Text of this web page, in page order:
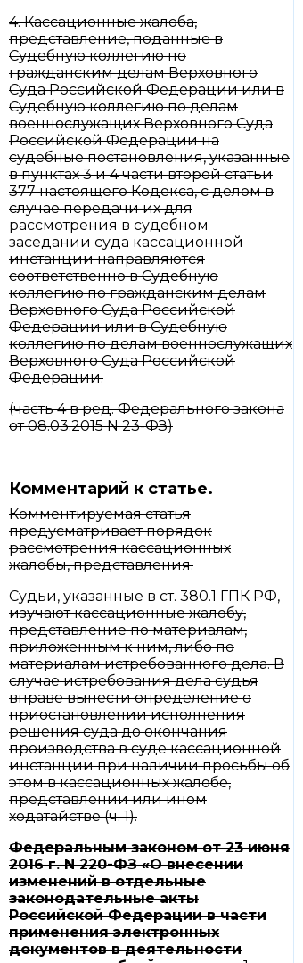
4. Кассационные жалоба,
представление, поданные в
Судебную коллегию по
гражданским делам Верховного
Суда Российской Федерации или в
Судебную коллегию по делам
военнослужащих Верховного Суда
Российской Федерации на
судебные постановления, указанные
в пунктах 3 и 4 части второй статьи
377 настоящего Кодекса, с делом в
случае передачи их для
рассмотрения в судебном
заседании суда кассационной
инстанции направляются
соответственно в Судебную
коллегию по гражданским делам
Верховного Суда Российской
Федерации или в Судебную
коллегию по делам военнослужащих
Верховного Суда Российской
Федерации.
(часть 4 в ред. Федерального закона
от 08.03.2015 N 23-ФЗ)
Комментарий к статье.
Комментируемая статья
предусматривает порядок
рассмотрения кассационных
жалобы, представления.
Судьи, указанные в ст. 380.1 ГПК РФ,
изучают кассационные жалобу,
представление по материалам,
приложенным к ним, либо по
материалам истребованного дела. В
случае истребования дела судья
вправе вынести определение о
приостановлении исполнения
решения суда до окончания
производства в суде кассационной
инстанции при наличии просьбы об
этом в кассационных жалобе,
представлении или ином
ходатайстве (ч. 1).
Федеральнымзакономот 23 июня
2016 г. N 220-ФЗ «О внесении
изменений в отдельные
законодательные акты
Российской Федерации в части
применения электронных
документов в деятельности